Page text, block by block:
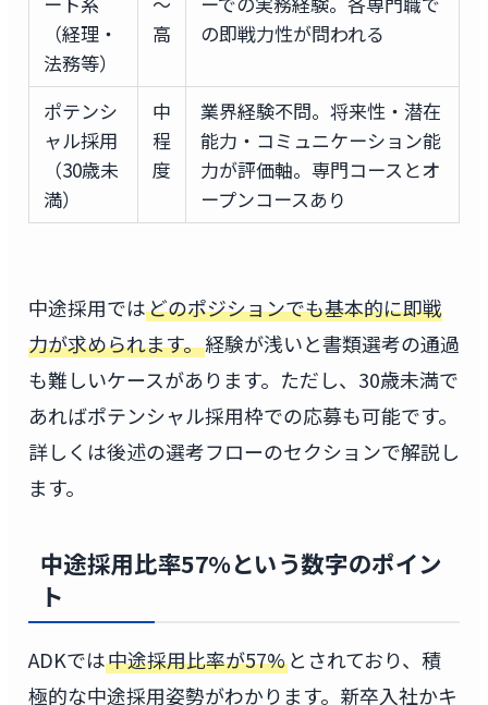
（経理・
法務等）
高
の即戦力性が問われる
ポテンシ
ャル採用
（30歳未
満）
中
程
度
業界経験不問。将来性・潜在
能力・コミュニケーション能
力が評価軸。専門コースとオ
ープンコースあり
中途採用ではどのポジションでも基本的に即戦
力が求められます。経験が浅いと書類選考の通過
も難しいケースがあります。ただし、30歳未満で
あればポテンシャル採用枠での応募も可能です。
詳しくは後述の選考フローのセクションで解説し
ます。
中途採用比率57%という数字のポイン
ト
ADKでは中途採用比率が57%とされており、積
極的な中途採用姿勢がわかります。新卒入社かキ